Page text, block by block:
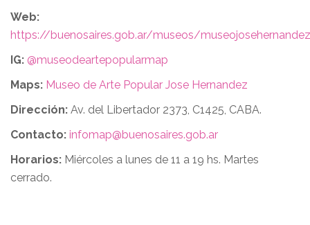
Web:
https://buenosaires.gob.ar/museos/museojosehernandez
IG: @museodeartepopularmap
Maps: Museo de Arte Popular Jose Hernandez
Dirección: Av. del Libertador 2373, C1425, CABA.
Contacto: infomap@buenosaires.gob.ar
Horarios: Miércoles a lunes de 11 a 19 hs. Martes
cerrado.